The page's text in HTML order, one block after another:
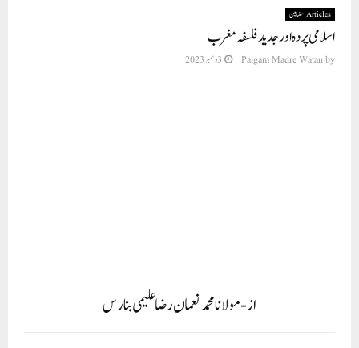
Articles مضامین
اسلامی پردہ اور جدید فلسفہ مغرب
by
Paigam Madre Watan 3 دسمبر 2023
وہ مغرب زدہ عورتوں کی طرح اپنے حسن کے گھمنڈ اور نمائش کے مرض میں مبتلا نہیں
ہوتیں۔ کیونکہ اس کی خوبصورتی ہر کس و ناکس کے لئے نہیں ہے۔ حیاء دار لباس میں